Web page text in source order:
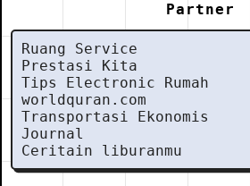
Partner
Ruang Service
Prestasi Kita
Tips Electronic Rumah
worldquran.com
Transportasi Ekonomis
Journal
Ceritain liburanmu